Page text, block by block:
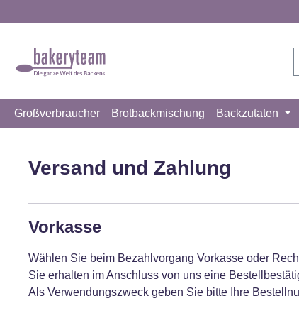
Großverbraucher Brotbackmischung Backzutaten
Versand und Zahlung
Vorkasse
Wählen Sie beim Bezahlvorgang Vorkasse oder
Sie erhalten im Anschluss von uns eine
Als Verwendungszweck geben Sie bitte Ihre